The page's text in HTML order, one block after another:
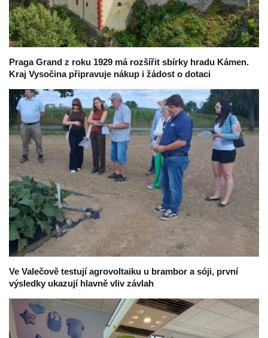
Praga Grand z roku 1929 má rozšířit sbírky hradu Kámen.
Kraj Vysočina připravuje nákup i žádost o dotaci
Ve Valečově testují agrovoltaiku u brambor a sóji, první
výsledky ukazují hlavně vliv závlah